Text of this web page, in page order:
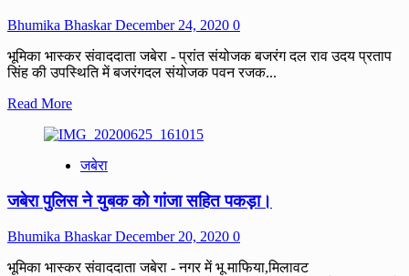
में
लाद
कर
जबलपुर
जा
लाखों
सागौन
लकड़ी
जप्त।
Bhumika BhaskarDecember 24, 2020 0
भूमिका भास्कर संवाददाता जबेरा - प्रांत संयोजक बजरंग दल राव उदय प्रताप
सिंह की उपस्थिति में बजरंगदल संयोजक पवन रजक...
Read MoreRead
about
सिंघई
दल
संयोजक
मुकेश
जबेरा
जबेरा पुलिस ने युबक को गांजा सहित पकड़ा।
Bhumika BhaskarDecember 20, 2020 0
भूमिका भास्कर संवाददाता जबेरा - नगर में भू माफिया,मिलावट